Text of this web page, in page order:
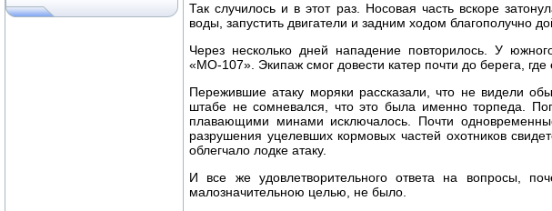
Так случилось и в этот раз. Носовая часть вскоре
воды, запустить двигатели и задним ходом благополучно
Через несколько дней нападение повторилось. У
«МО-107». Экипаж смог довести катер почти до берега,
Пережившие атаку моряки рассказали, что не видели
штабе не сомневался, что это была именно торпеда.
плавающими минами исключалось. Почти
разрушения уцелевших кормовых частей охотников
облегчало лодке атаку.
И все же удовлетворительного ответа на вопросы,
малозначительною целью, не было.